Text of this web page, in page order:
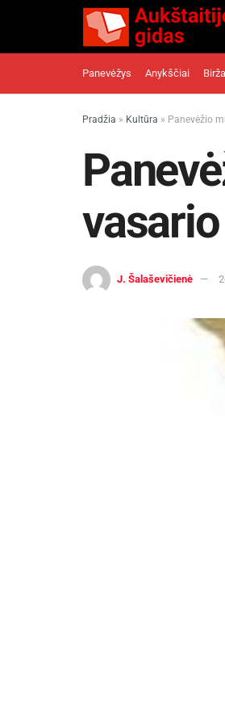
Panevėžys Anykščiai
Pradžia » Kultūra » Panevėžio
J. Šalaševičienė